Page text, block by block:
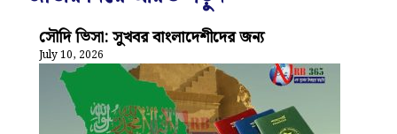
সৌদি ভিসা: সুখবর বাংলাদেশীদের জন্য
July 10, 2026